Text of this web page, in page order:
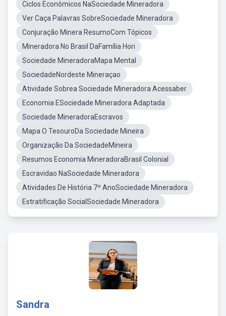
Ciclos Econômicos NaSociedade Mineradora
Ver Caça Palavras SobreSociedade Mineradora
Conjuração Minera ResumoCom Tópicos
Mineradora No Brasil DaFamília Hori
Sociedade MineradoraMapa Mental
SociedadeNordeste Mineraçao
Atividade Sobrea Sociedade Mineradora Acessaber
Economia ESociedade Mineradora Adaptada
Sociedade MineradoraEscravos
Mapa O TesouroDa Sociedade Mineira
Organização Da SociedadeMineira
Resumos Economia MineradoraBrasil Colonial
Escravidao NaSociedade Mineradora
Atividades De História 7º AnoSociedade Mineradora
Estratificação SocialSociedade Mineradora
Sandra